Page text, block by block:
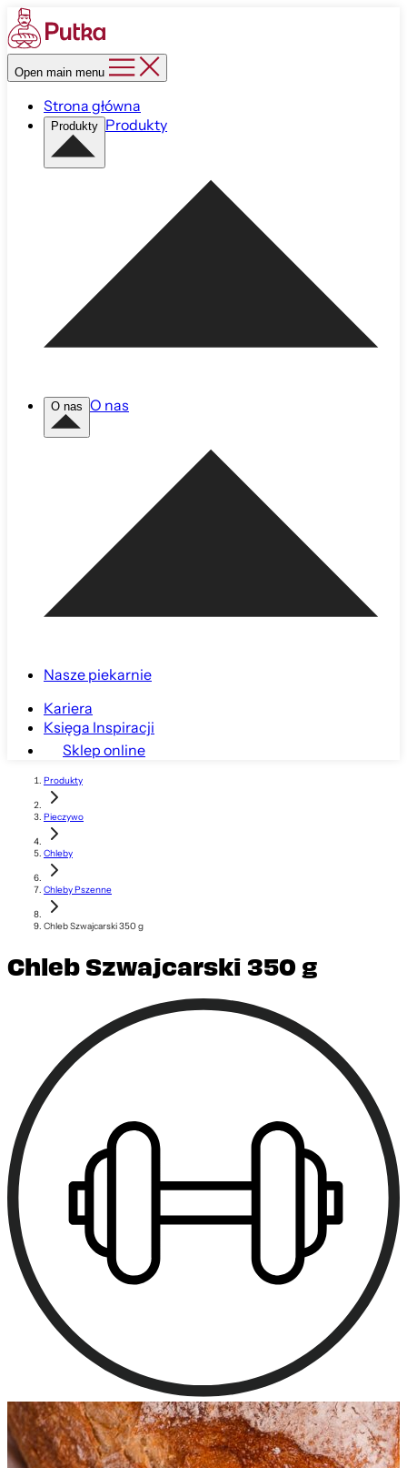
Open main menu
Strona główna
Produkty Produkty
O nas O nas
Nasze piekarnie
Kariera
Księga Inspiracji
Sklep online
Produkty
Pieczywo
Chleby
Chleby Pszenne
Chleb Szwajcarski 350 g
Chleb Szwajcarski 350 g